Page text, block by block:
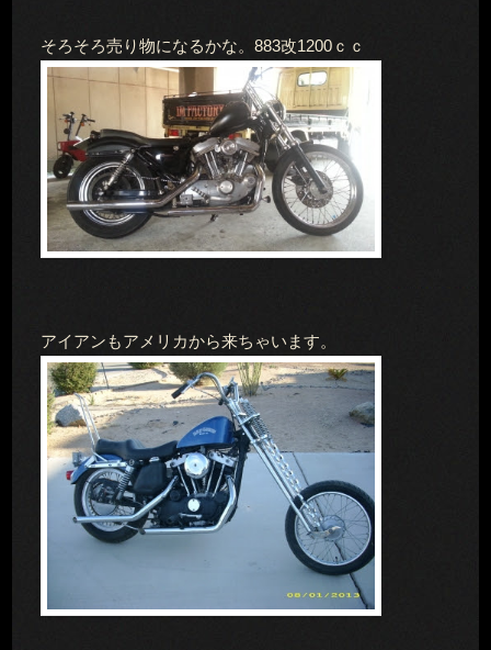
そろそろ売り物になるかな。883改1200ｃｃ
アイアンもアメリカから来ちゃいます。